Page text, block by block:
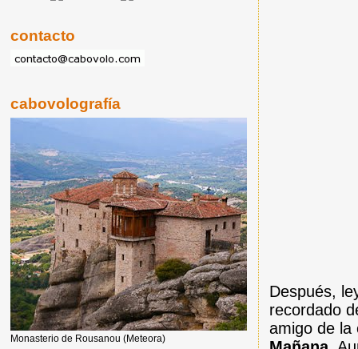
Después,
recordado
amigo de
contacto
cabovolografía
Monasterio de Rousanou (Meteora)